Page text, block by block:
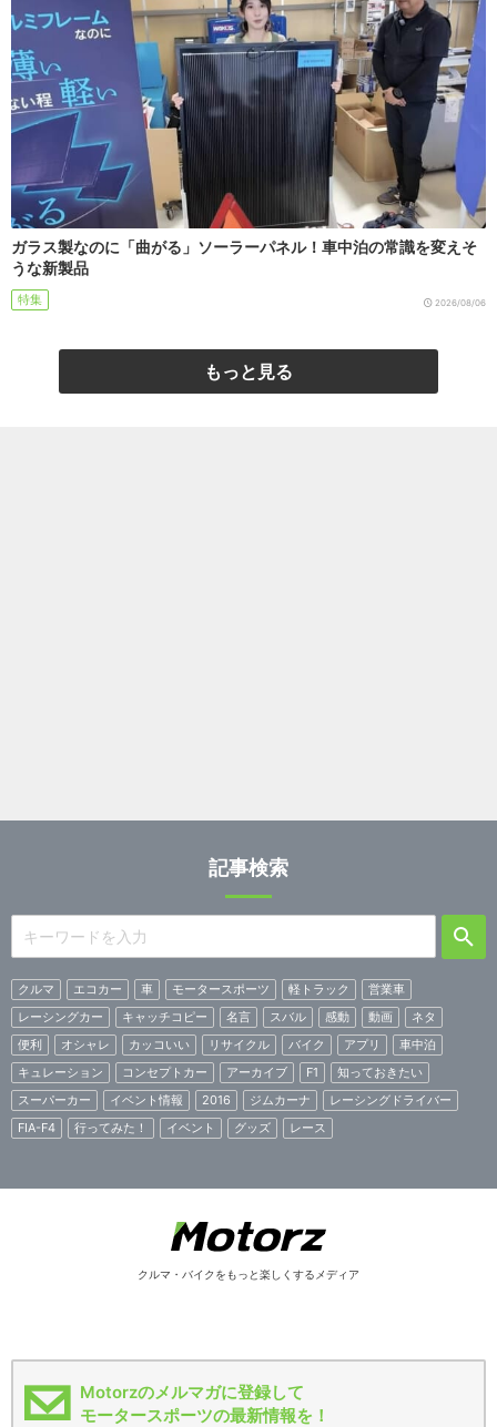
ガラス製なのに「曲がる」ソーラーパネル！車中泊の常識を変えそ
うな新製品
特集 2026/08/06
もっと見る
記事検索
クルマ エコカー 車 モータースポーツ 軽トラック
営業車
レーシングカー
キャッチコピー 名言 スバル 感動 動画
ネタ
便利
オシャレ カッコいい リサイクル バイク アプリ
車中泊
キュレーション
コンセプトカー アーカイブ F1
知っておきたい
スーパーカー
イベント情報 2016 ジムカーナ
レーシングドライバー
FIA-F4
行ってみた！ イベント グッズ レース
クルマ・バイクをもっと楽しくするメディア
Motorzのメルマガに登録して
モータースポーツの最新情報を！